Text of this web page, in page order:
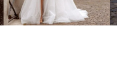
Poglej več